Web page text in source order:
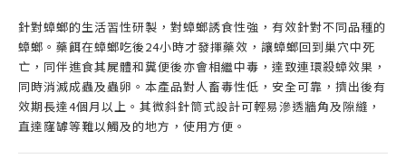
針對蟑螂的生活習性研製，對蟑螂誘食性強，有效針對不同品種的
蟑螂。藥餌在蟑螂吃後24小時才發揮藥效，讓蟑螂回到巢穴中死
亡，同伴進食其屍體和糞便後亦會相繼中毒，達致連環殺蟑效果，
同時消滅成蟲及蟲卵。本產品對人畜毒性低，安全可靠，擠出後有
效期長達4個月以上。其微斜針筒式設計可輕易滲透牆角及隙縫，
直達窿罅等難以觸及的地方，使用方便。